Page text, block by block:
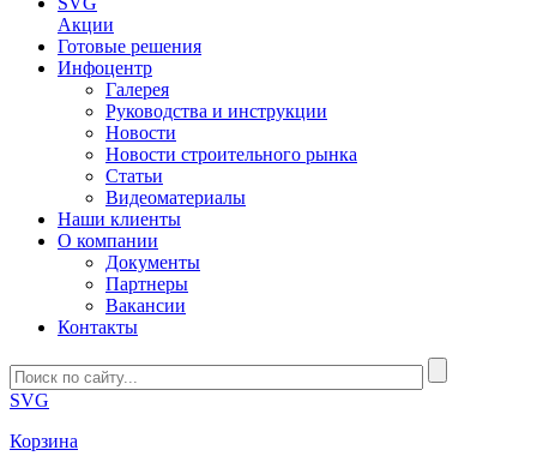
Акции
Готовые решения
Инфоцентр
Галерея
Руководства и инструкции
Новости
Новости строительного рынка
Статьи
Видеоматериалы
Наши клиенты
О компании
Документы
Партнеры
Вакансии
Контакты
SVG
Корзина